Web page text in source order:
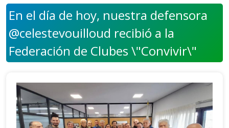
En el día de hoy, nuestra defensora
@celestevouilloud recibió a la
Federación de Clubes \"Convivir\"